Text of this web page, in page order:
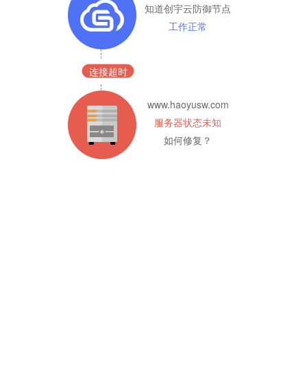
知道创宇云防御节点
工作正常
连接超时
www.haoyusw.com
服务器状态未知
如何修复？